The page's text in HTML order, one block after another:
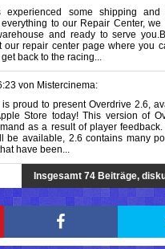
experienced some shipping and
to our Repair Center, we
and ready to serve
our repair center page where you
back to the racing...
von Mistercinema:
proud to present Overdrive 2.6,
Store today! This version of
as a result of player
be available, 2.6 contains many
have been...
Insgesamt 74 Beiträge,